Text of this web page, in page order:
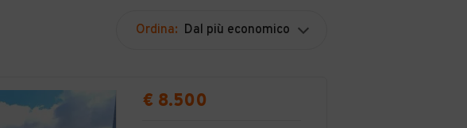
Ordina: Dal più economico
€ 8.500